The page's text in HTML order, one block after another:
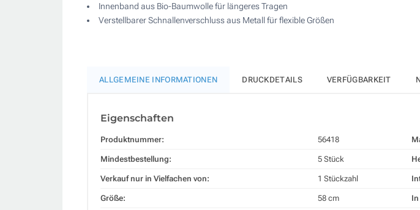
Innenband aus Bio-Baumwolle für längeres Tragen
Verstellbarer Schnallenverschluss aus Metall für flexible Größen
ALLGEMEINE INFORMATIONEN DRUCKDETAILS VERFÜGBARKEIT
Eigenschaften
Produktnummer: 56418
Mindestbestellung: 5 Stück
Verkauf nur in Vielfachen von: 1 Stückzahl
Größe: 58 cm